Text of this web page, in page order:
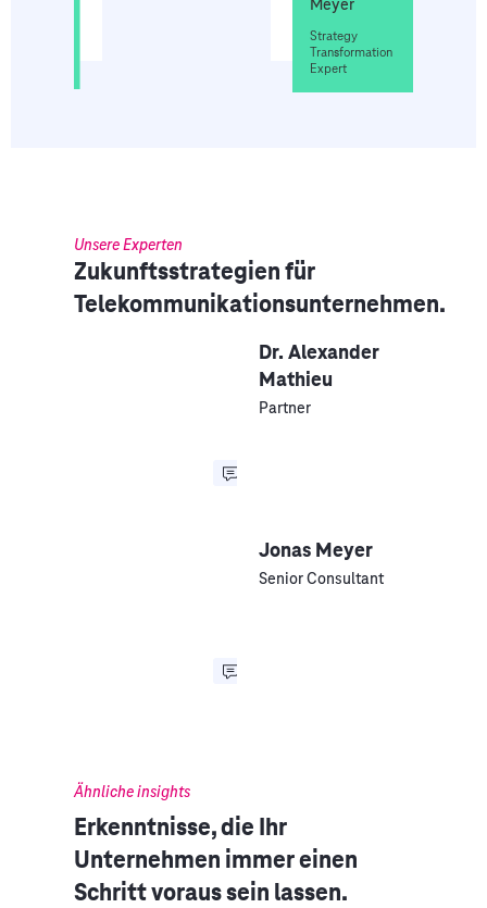
Meyer
Strategy
Transformation
Unsere Experten
Zukunftsstrategien für
Telekommunikationsunternehmen.
Dr. Alexander
Mathieu
Partner
Jonas Meyer
Senior Consultant
Ähnliche insights
Erkenntnisse, die Ihr
Unternehmen immer einen
Schritt voraus sein lassen.